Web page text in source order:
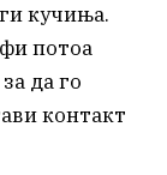
кучиња.
потоа
да го
контакт